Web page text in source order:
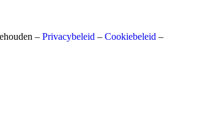
– Privacybeleid – Cookiebeleid –